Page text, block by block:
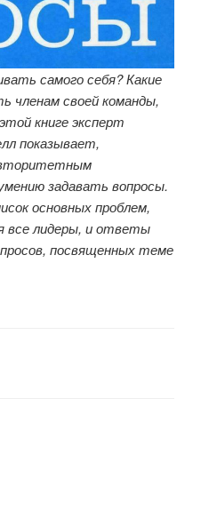
самого себя? Какие
членам своей команды,
книге эксперт
показывает,
задавать вопросы.
основных проблем,
все лидеры, и ответы
посвященных теме